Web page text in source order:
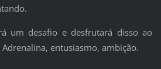
um desafio e desfrutará disso ao
entusiasmo, ambição.